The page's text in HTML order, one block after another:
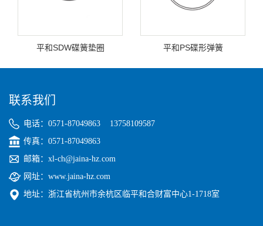
平和SDW碟簧垫圈 平和PS碟形弹簧
联系我们
电话：0571-87049863 13758109587
传真：0571-87049863
邮箱：xl-ch@jaina-hz.com
网址：www.jaina-hz.com
地址：浙江省杭州市余杭区临平和合财富中心1-1718室